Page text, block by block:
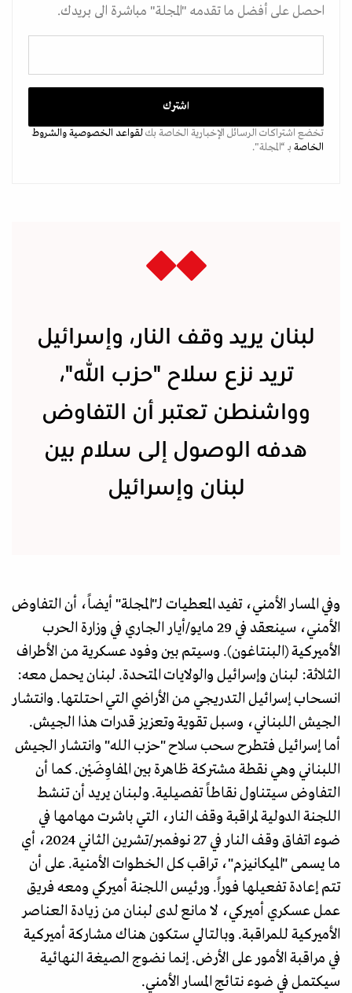
احصل على أفضل ما تقدمه "المجلة" مباشرة الى بريدك.
تخضع اشتراكات الرسائل الإخبارية الخاصة بكلقواعد الخصوصيةوالشروط
الخاصة بـ “المجلة".
لبنان يريد وقف النار، وإسرائيل
تريد نزع سلاح "حزب الله"،
وواشنطن تعتبر أن التفاوض
هدفه الوصول إلى سلام بين
لبنان وإسرائيل
وفي المسار الأمني، تفيد المعطيات لـ"المجلة" أيضاً، أن التفاوض
الأمني، سينعقد في 29 مايو/أيار الجاري في وزارة الحرب
الأميركية (البنتاغون). وسيتم بين وفود عسكرية من الأطراف
الثلاثة: لبنان وإسرائيل والولايات المتحدة. لبنان يحمل معه:
انسحاب إسرائيل التدريجي من الأراضي التي احتلتها. وانتشار
الجيش اللبناني، وسبل تقوية وتعزيز قدرات هذا الجيش.
أما إسرائيل فتطرح سحب سلاح "حزب الله" وانتشار الجيش
اللبناني وهي نقطة مشتركة ظاهرة بين المفاوِضَيْن. كما أن
التفاوض سيتناول نقاطاً تفصيلية. ولبنان يريد أن تنشط
اللجنة الدولية لمراقبة وقف النار، التي باشرت مهامها في
ضوء اتفاق وقف النار في 27 نوفمبر/تشرين الثاني 2024، أي
ما يسمى "الميكانيزم"، تراقب كل الخطوات الأمنية. على أن
تتم إعادة تفعيلها فوراً. ورئيس اللجنة أميركي ومعه فريق
عمل عسكري أميركي، لا مانع لدى لبنان من زيادة العناصر
الأميركية للمراقبة. وبالتالي ستكون هناك مشاركة أميركية
في مراقبة الأمور على الأرض. إنما نضوج الصيغة النهائية
سيكتمل في ضوء نتائج المسار الأمني.